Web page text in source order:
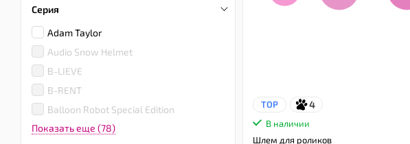
TOP 4
В наличии
Шлем для роликов
Серия
Adam Taylor
Audio Snow Helmet
B-LIEVE
B-RENT
Balloon Robot Special Edition
Показать еще (78)